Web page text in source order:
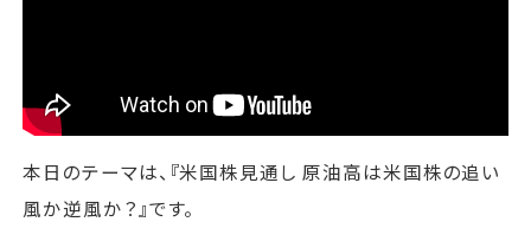
本日のテーマは、『米国株見通し 原油高は米国株の追い
風か逆風か？』です。